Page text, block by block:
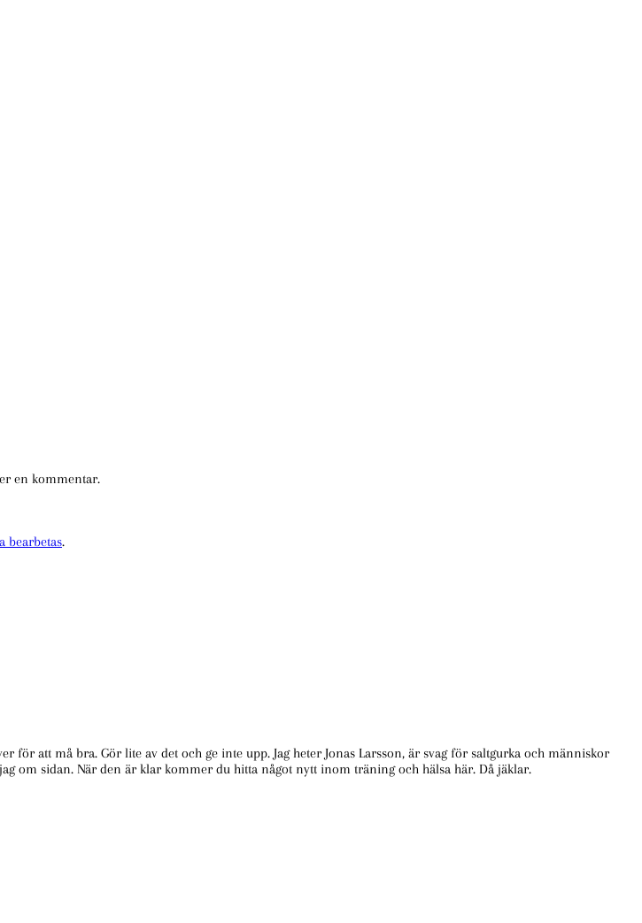
en kommentar.
bearbetas.
att må bra. Gör lite av det och ge inte upp. Jag heter Jonas Larsson, är svag för saltgurka och människor
om sidan. När den är klar kommer du hitta något nytt inom träning och hälsa här. Då jäklar.